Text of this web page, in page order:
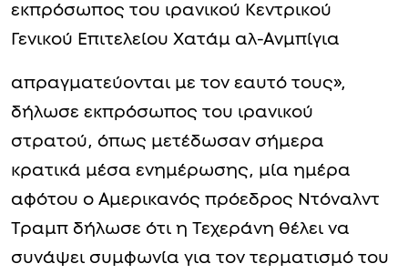
εκπρόσωπος του ιρανικού Κεντρικού
Γενικού Επιτελείου Χατάμ αλ-Ανμπίγια
απραγματεύονται με τον εαυτό τους»,
δήλωσε εκπρόσωπος του ιρανικού
στρατού, όπως μετέδωσαν σήμερα
κρατικά μέσα ενημέρωσης, μία ημέρα
αφότου ο Αμερικανός πρόεδρος Ντόναλντ
Τραμπ δήλωσε ότι η Τεχεράνη θέλει να
συνάψει συμφωνία για τον τερματισμό του